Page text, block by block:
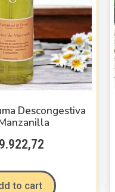
Descongestiva
9.922,72
to cart